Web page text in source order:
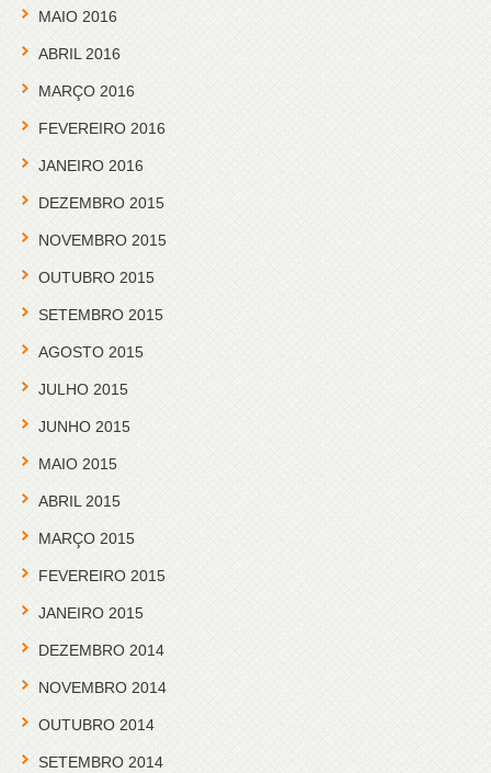
MAIO 2016
ABRIL 2016
MARÇO 2016
FEVEREIRO 2016
JANEIRO 2016
DEZEMBRO 2015
NOVEMBRO 2015
OUTUBRO 2015
SETEMBRO 2015
AGOSTO 2015
JULHO 2015
JUNHO 2015
MAIO 2015
ABRIL 2015
MARÇO 2015
FEVEREIRO 2015
JANEIRO 2015
DEZEMBRO 2014
NOVEMBRO 2014
OUTUBRO 2014
SETEMBRO 2014